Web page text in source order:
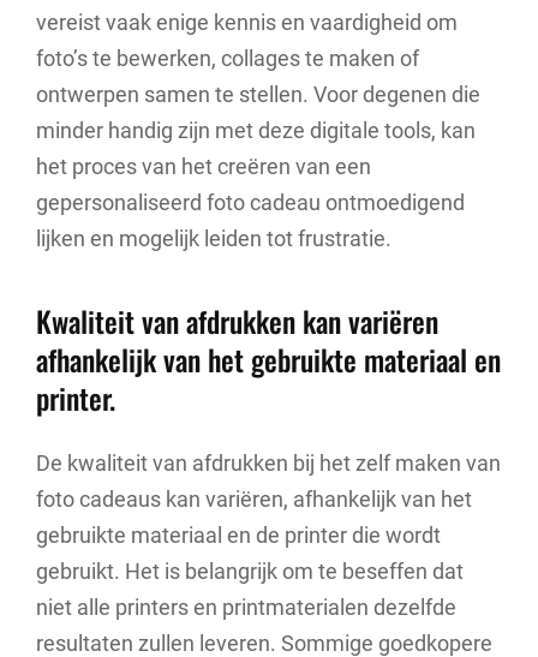
vereist vaak enige kennis en vaardigheid om
foto’s te bewerken, collages te maken of
ontwerpen samen te stellen. Voor degenen die
minder handig zijn met deze digitale tools, kan
het proces van het creëren van een
gepersonaliseerd foto cadeau ontmoedigend
lijken en mogelijk leiden tot frustratie.
Kwaliteit van afdrukken kan variëren
afhankelijk van het gebruikte materiaal en
printer.
De kwaliteit van afdrukken bij het zelf maken van
foto cadeaus kan variëren, afhankelijk van het
gebruikte materiaal en de printer die wordt
gebruikt. Het is belangrijk om te beseffen dat
niet alle printers en printmaterialen dezelfde
resultaten zullen leveren. Sommige goedkopere